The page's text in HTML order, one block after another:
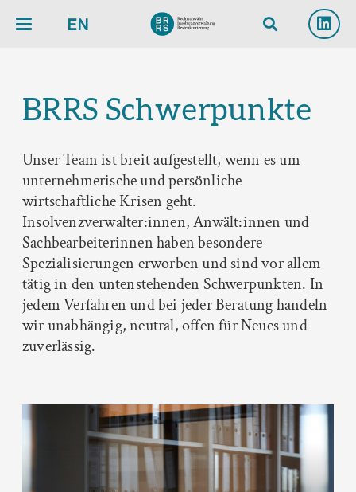
EN
BRRS Schwerpunkte
Unser Team ist breit aufgestellt, wenn es um
unternehmerische und persönliche
wirtschaftliche Krisen geht.
Insolvenzverwalter:innen, Anwält:innen und
Sachbearbeiterinnen haben besondere
Spezialisierungen erworben und sind vor allem
tätig in den untenstehenden Schwerpunkten. In
jedem Verfahren und bei jeder Beratung handeln
wir unabhängig, neutral, offen für Neues und
zuverlässig.